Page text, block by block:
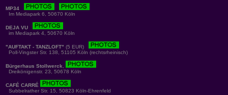
MP34
Im Mediapark 6, 50670 Köln
DEJA VU
im Mediapark 4, 50670 Köln
"AUFTAKT - TANZLOFT" (5 EUR)
Poll-Vingster Str. 138, 51105 Köln (rechtsrheinisch)
Bürgerhaus Stollwerck,
Dreikönigenstr. 23, 50678 Köln
CAFÉ CARRÉ
Subbelrather Str. 15, 50823 Köln-Ehrenfeld